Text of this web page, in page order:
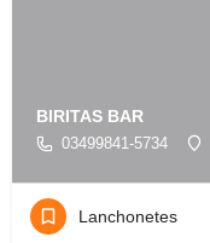
BIRITAS BAR
03499841-5734
Lanchonetes